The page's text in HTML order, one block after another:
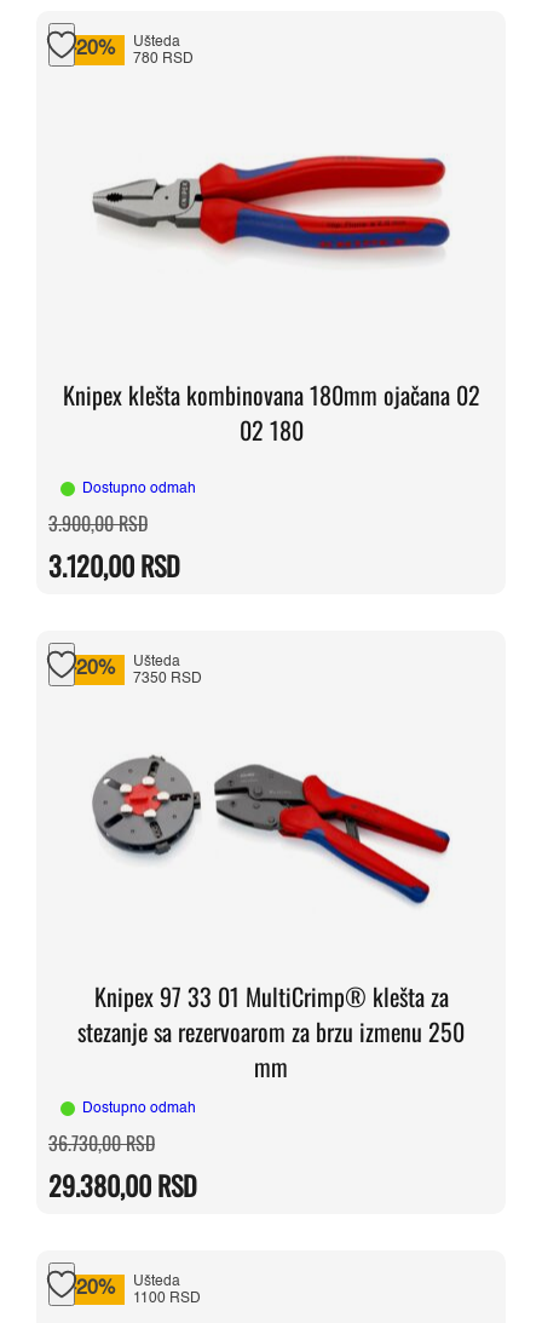
-20%
Ušteda
780 RSD
Knipex klešta kombinovana 180mm ojačana 02
02 180
Dostupno odmah
3.900,00RSDOriginalna
cena
bila:
3.900,00 RSD.
3.120,00RSD
Trenutna
cena
3.120,00 RSD.
-20%
Ušteda
7350 RSD
Knipex 97 33 01 MultiCrimp® klešta za
stezanje sa rezervoarom za brzu izmenu 250
mm
Dostupno odmah
36.730,00RSDOriginalna
cena
bila:
36.730,00 RSD.
29.380,00RSD
Trenutna
cena
29.380,00 RSD.
-20%
Ušteda
1100 RSD